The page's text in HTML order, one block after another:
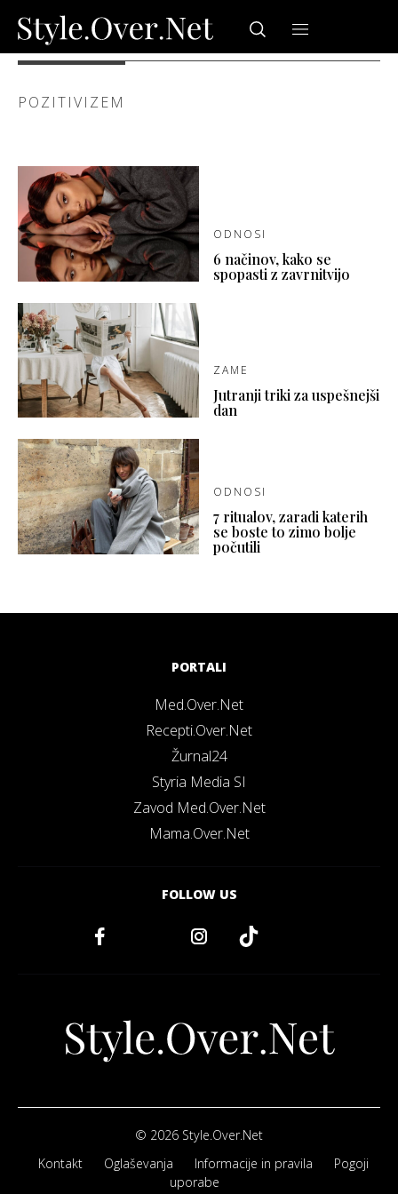
POZITIVIZEM
ODNOSI
6 načinov, kako se
spopasti z zavrnitvijo
ZAME
Jutranji triki za uspešnejši
dan
ODNOSI
7 ritualov, zaradi katerih
se boste to zimo bolje
počutili
PORTALI
Med.Over.Net
Recepti.Over.Net
Žurnal24
Styria Media SI
Zavod Med.Over.Net
Mama.Over.Net
FOLLOW US
© 2026 Style.Over.Net
Kontakt
Oglaševanja Informacije in pravila
Pogoji
uporabe